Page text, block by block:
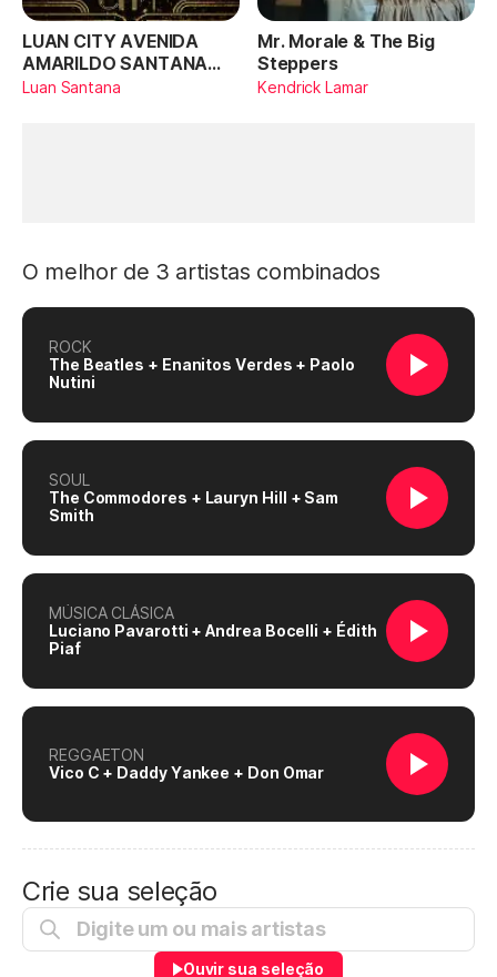
LUAN CITY AVENIDA
AMARILDO SANTANA
(Ao Vivo)
Luan Santana
Mr. Morale & The Big
Steppers
Kendrick Lamar
O melhor de 3 artistas combinados
ROCK
The Beatles + Enanitos Verdes + Paolo
Nutini
SOUL
The Commodores + Lauryn Hill + Sam
Smith
MÚSICA CLÁSICA
Luciano Pavarotti + Andrea Bocelli + Édith
Piaf
REGGAETON
Vico C + Daddy Yankee + Don Omar
Crie sua seleção
Ouvir sua seleção